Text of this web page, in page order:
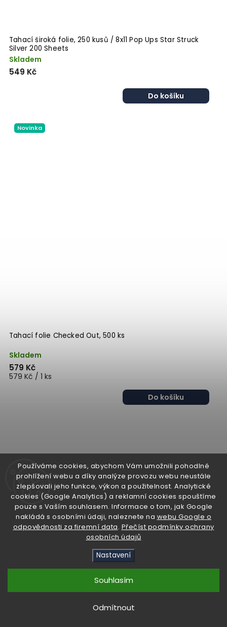
Používáme cookies, abychom Vám umožnili pohodlné
prohlížení webu a díky analýze provozu webu neustále
zlepšovali jeho funkce, výkon a použitelnost. Analytické
cookies (Google Analytics) a reklamní cookies spouštíme
pouze s Vaším souhlasem. Informace o tom, jak Google
nakládá s osobními údaji, naleznete na webu Google o
odpovědnosti za firemní data. Přečíst podmínky ochrany
osobních údajů
Nastavení
Odmítnout
Souhlasím
Tahací široká folie, 250 kusů / 8x11 Pop Ups Star Struck
Silver 200 Sheets
Skladem
549 Kč
Do košíku
Novinka
Tahací folie Checked Out, 500 ks
Skladem
579 Kč
579 Kč / 1 ks
Do košíku